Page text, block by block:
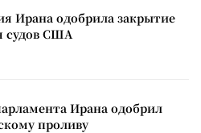
Ирана одобрила закрытие
судов США
Ирана одобрил
проливу